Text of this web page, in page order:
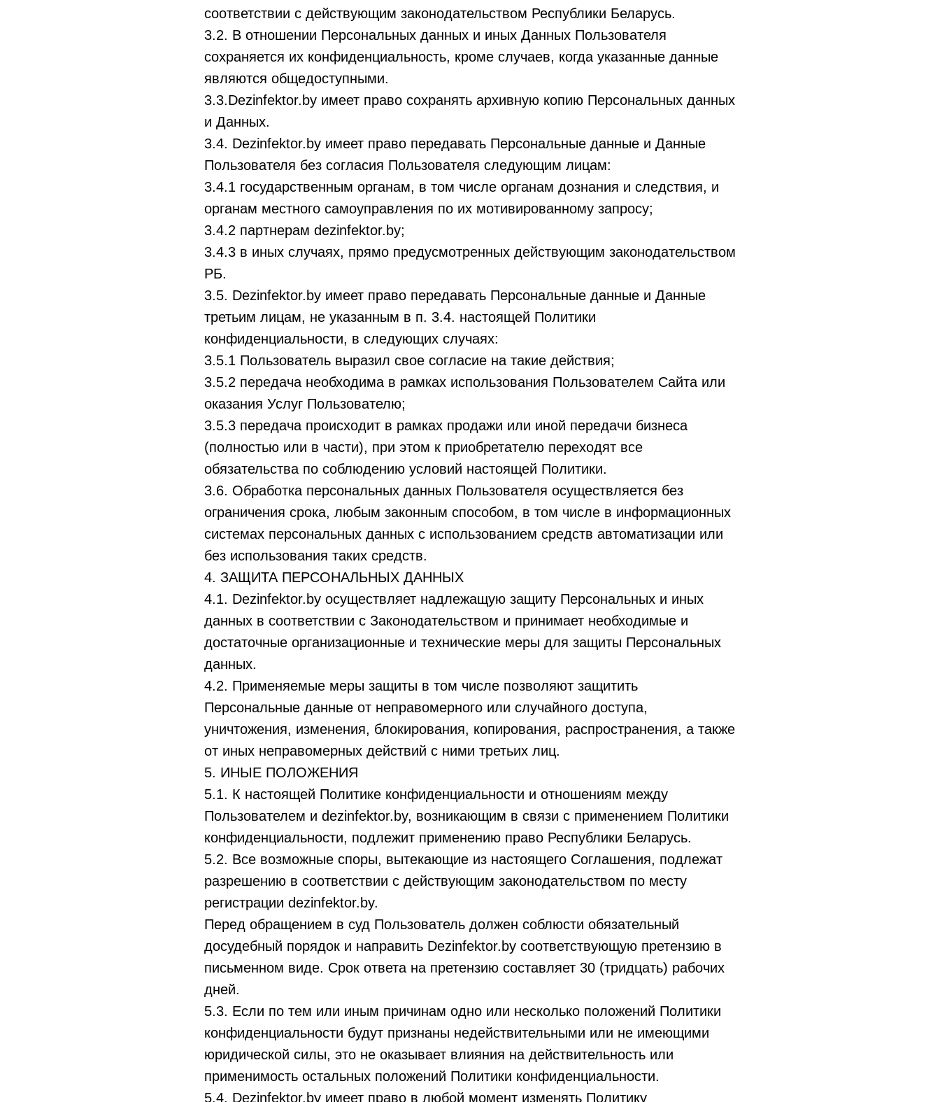
соответствии с действующим законодательством Республики Беларусь.
3.2. В отношении Персональных данных и иных Данных Пользователя
сохраняется их конфиденциальность, кроме случаев, когда указанные данные
являются общедоступными.
3.3.Dezinfektor.by имеет право сохранять архивную копию Персональных данных
и Данных.
3.4. Dezinfektor.by имеет право передавать Персональные данные и Данные
Пользователя без согласия Пользователя следующим лицам:
3.4.1 государственным органам, в том числе органам дознания и следствия, и
органам местного самоуправления по их мотивированному запросу;
3.4.2 партнерам dezinfektor.by;
3.4.3 в иных случаях, прямо предусмотренных действующим законодательством
РБ.
3.5. Dezinfektor.by имеет право передавать Персональные данные и Данные
третьим лицам, не указанным в п. 3.4. настоящей Политики
конфиденциальности, в следующих случаях:
3.5.1 Пользователь выразил свое согласие на такие действия;
3.5.2 передача необходима в рамках использования Пользователем Сайта или
оказания Услуг Пользователю;
3.5.3 передача происходит в рамках продажи или иной передачи бизнеса
(полностью или в части), при этом к приобретателю переходят все
обязательства по соблюдению условий настоящей Политики.
3.6. Обработка персональных данных Пользователя осуществляется без
ограничения срока, любым законным способом, в том числе в информационных
системах персональных данных с использованием средств автоматизации или
без использования таких средств.
4. ЗАЩИТА ПЕРСОНАЛЬНЫХ ДАННЫХ
4.1. Dezinfektor.by осуществляет надлежащую защиту Персональных и иных
данных в соответствии с Законодательством и принимает необходимые и
достаточные организационные и технические меры для защиты Персональных
данных.
4.2. Применяемые меры защиты в том числе позволяют защитить
Персональные данные от неправомерного или случайного доступа,
уничтожения, изменения, блокирования, копирования, распространения, а также
от иных неправомерных действий с ними третьих лиц.
5. ИНЫЕ ПОЛОЖЕНИЯ
5.1. К настоящей Политике конфиденциальности и отношениям между
Пользователем и dezinfektor.by, возникающим в связи с применением Политики
конфиденциальности, подлежит применению право Республики Беларусь.
5.2. Все возможные споры, вытекающие из настоящего Соглашения, подлежат
разрешению в соответствии с действующим законодательством по месту
регистрации dezinfektor.by.
Перед обращением в суд Пользователь должен соблюсти обязательный
досудебный порядок и направить Dezinfektor.by соответствующую претензию в
письменном виде. Срок ответа на претензию составляет 30 (тридцать) рабочих
дней.
5.3. Если по тем или иным причинам одно или несколько положений Политики
конфиденциальности будут признаны недействительными или не имеющими
юридической силы, это не оказывает влияния на действительность или
применимость остальных положений Политики конфиденциальности.
5.4. Dezinfektor.by имеет право в любой момент изменять Политику